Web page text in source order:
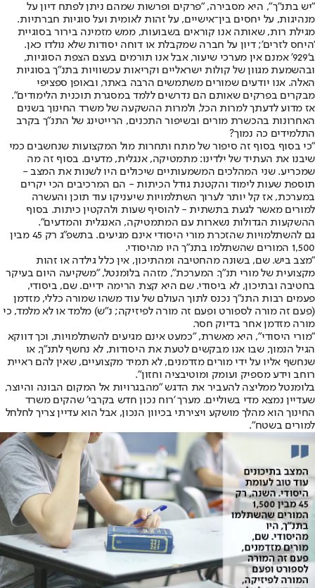
"יש בתנ"ך", היא מסבירה, "פרקים ופרשות שמהם ניתן לפתח דיון על
מנהיגות, על יחסים בין־אישיים, על זהות לאומית ועל סוגיות חברתיות.
מגילת רות, שאותה אנו קוראים בשבועות, ממש מזמינה בירור בסוגיית
'היחס לזרים'; דיון על חברה שמקבלת או דוחה יסודות שלא נולדו כאן.
ב'929' אמנם אין מערכי שיעור, אבל אנו תורמים בעצם הצפת הסוגיות,
ובהשמעת מגוון של קולות ישראליים וקריאות עכשוויות בתנ"ך בסוגיות
האלה. אנו יודעים שמורים משתמשים הרבה באתר, ובאופן ספציפי
מבקרים בפרקים שאותם הם נדרשים ללמד במסגרת תוכנית הלימודים".
אז מדוע לדעתך למרות הכל, ולמרות ההשקעה של משרד החינוך בשנים
האחרונות בהכשרת מורים ובשיפור התכנים, הרייטינג של התנ"ך בקרב
התלמידים כה נמוך?
"כי בסוף בסוף זה סיפור של מתח ותחרות מול המקצועות שנחשבים כמי
שיבנו את העתיד של ילדינו: מתמטיקה, אנגלית, מדעים. בסוף זה מה
שמכריע. שני המהלכים המשמעותיים שיכולים היו לשנות את המצב -
תוספת שעות לימוד והקטנת גודל הכיתות - הם המרכיבים הכי יקרים
במערכת, אז קל יותר לערוך השתלמויות שיעניקו עוד תוכן והעשרה
למורים מאשר לגעת בתשתית - להוסיף שעות ולהקטין כיתות. בסוף
ההשקעות הגדולות נשארות עם המתמטיקה, האנגלית והמדעים".
גם להשתלמויות שהזכרת מורי היסודי אינם מגיעים. בתשפ"ג רק 45 מבין
1,500 המורים שהשתלמו בתנ"ך היו מהיסודי.
"מצב ביש. שם, בשונה מהחטיבה ומהתיכון, אין כלל גילדה או זהות
מקצועית של מורי תנ"ך. המערכת", מזהה בלומנטל, "משקיעה היום בעיקר
בחטיבה ובתיכון, לא ביסודי. שם היא קצת הרימה ידיים. שם, ביסודי,
פעמים רבות התנ"ך נכנס לתוך העולם של עוד משהו שמורה כללי, מזדמן
(פעם זה מורה לספורט ופעם זה מורה לפיזיקה; נ"ש) מלמד או לא מלמד, כי
מורה מזדמן אחר בדיוק חסר.
"מורי היסודי", היא מאשרת, "כמעט אינם מגיעים להשתלמויות, וכך דווקא
הגיל הנמוך, שבו אנו מבקשים לטעת את היסודות, לא נחשף לתנ"ך, או
שנחשף אליו על ידי מורים מזדמנים, לא תמיד מקצועיים, שאין להם ראיית
רוחב וידע מספיק ועומק ומוטיבציה וחזון".
בלומנטל ממליצה להעביר את הדגש "מהבגרויות אל המקום הבונה והיוצר,
שעדיין נמצא מדי בשוליים. מערך 'רוח נכון חדש בקרבי' שהקים משרד
החינוך הוא מהלך מושקע ויצירתי בכיוון הנכון, אבל הוא עדיין צריך לחלחל
למורים בשטח".